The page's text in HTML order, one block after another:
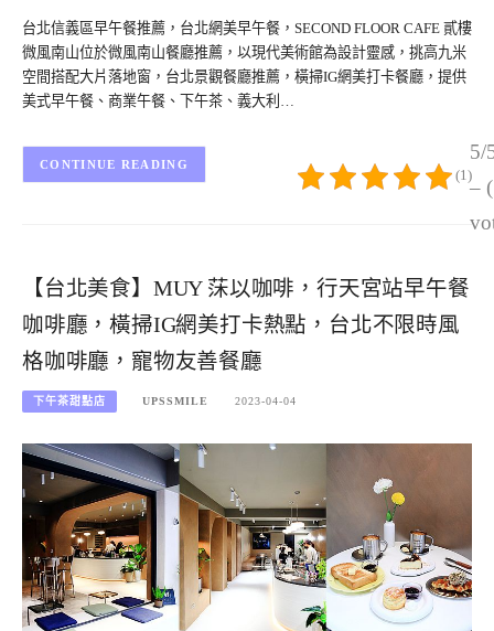
台北信義區早午餐推薦，台北網美早午餐，SECOND FLOOR CAFE 貳樓
微風南山位於微風南山餐廳推薦，以現代美術館為設計靈感，挑高九米
空間搭配大片落地窗，台北景觀餐廳推薦，橫掃IG網美打卡餐廳，提供
美式早午餐、商業午餐、下午茶、義大利…
5/
–
(1)
CONTINUE READING
【台北美食】MUY 莯以咖啡，行天宮站早午餐
咖啡廳，橫掃IG網美打卡熱點，台北不限時風
格咖啡廳，寵物友善餐廳
下午茶甜點店 UPSSMILE 2023-04-04